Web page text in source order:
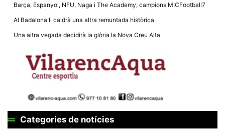
Barça, Espanyol, NFU, Naga i The Academy, campions MICFootball7
Al Badalona li caldrà una altra remuntada històrica
Una altra vegada decidirà la glòria la Nova Creu Alta
Categories de notícies
desapareixeran
els teus
interessos i
comportament
navegues pel
nostre lloc
de mirar